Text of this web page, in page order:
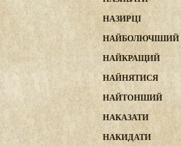
НАЗИРЦІ
НАЙБОЛЮЧІШИЙ
НАЙКРАЩИЙ
НАЙНЯТИСЯ
НАЙТОНШИЙ
НАКАЗАТИ
НАКИДАТИ